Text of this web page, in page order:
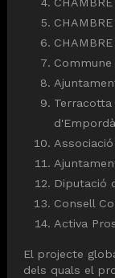
d'Empordà
Diputació
Consell
Activa
El projecte
dels quals el